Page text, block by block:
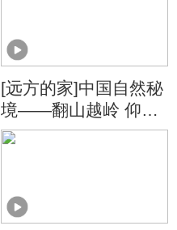
[远方的家]中国自然秘
境——翻山越岭 仰望
苍穹 探访阿尼玛卿雪